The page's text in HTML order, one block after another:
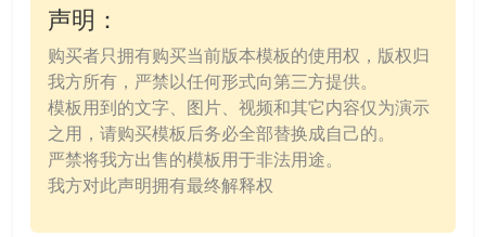
声明：
购买者只拥有购买当前版本模板的使用权，版权归
我方所有，严禁以任何形式向第三方提供。
模板用到的文字、图片、视频和其它内容仅为演示
之用，请购买模板后务必全部替换成自己的。
严禁将我方出售的模板用于非法用途。
我方对此声明拥有最终解释权